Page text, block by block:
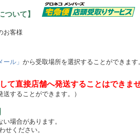
ついて】
お客様
ール」 から受取場所を選択することができます
直接店舗へ発送することはできませ
送することができます。）
場合があります。
せください。